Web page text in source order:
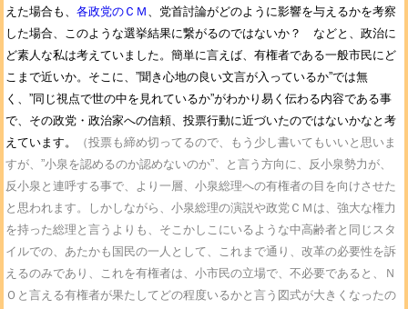
えた場合も、 各政党のＣＭ 、党首討論がどのように影響を与えるかを考察
した場合、このような選挙結果に繋がるのではないか？ などと、政治に
ど素人な私は考えていました。簡単に言えば、有権者である一般市民にど
こまで近いか。そこに、”聞き心地の良い文言が入っているか”では無
く、”同じ視点で世の中を見れているか”がわかり易く伝わる内容である事
で、その政党・政治家への信頼、投票行動に近づいたのではないかなと考
えています。
（投票も締め切ってるので、もう少し書いてもいいと思いま
すが、”小泉を認めるのか認めないのか”、と言う方向に、反小泉勢力が、
反小泉と連呼する事で、より一層、小泉総理への有権者の目を向けさせた
と思われます。しかしながら、小泉総理の演説や政党ＣＭは、強大な権力
を持った総理と言うよりも、そこかしこにいるような中高齢者と同じスタ
イルでの、あたかも国民の一人として、これまで通り、改革の必要性を訴
えるのみであり、これを有権者は、小市民の立場で、不必要であると、Ｎ
Ｏと言える有権者が果たしてどの程度いるかと言う図式が大きくなったの